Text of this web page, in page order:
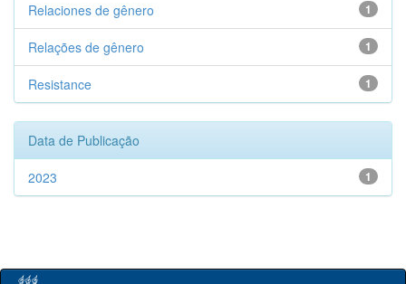
1
Relaciones de gênero
1
Relações de gênero
1
Resistance
Data de Publicação
1
2023